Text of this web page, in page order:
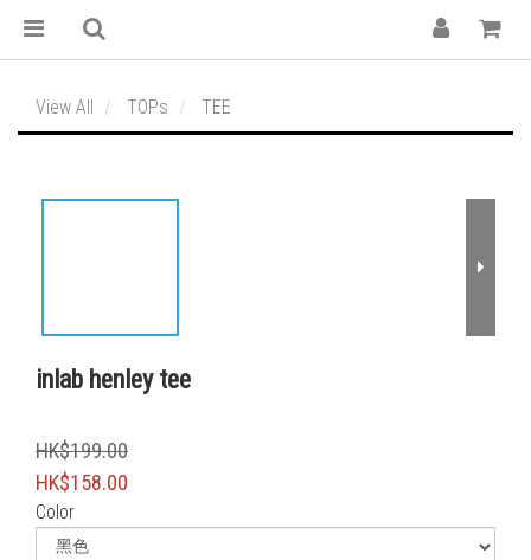
View All TOPs TEE
inlab henley tee
HK$199.00
HK$158.00
Color